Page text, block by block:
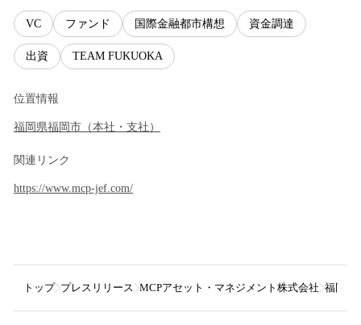
VC ファンド 国際金融都市構想 資金調達
出資 TEAM FUKUOKA
位置情報
福岡県福岡市 （本社・支社 ）
関連リンク
https://www.mcp-jef.com/
トップ プレスリリース MCPアセット・マネジメント株式会社 福岡ひ